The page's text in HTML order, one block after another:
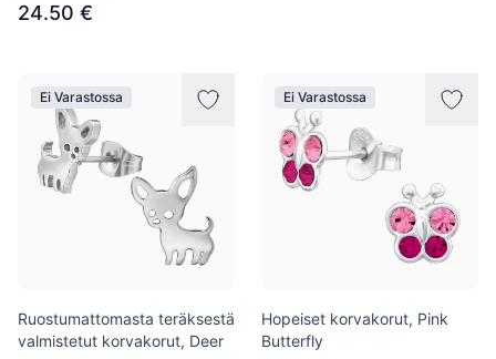
24.50 €
Ei Varastossa
Ruostumattomasta teräksestä
valmistetut korvakorut, Deer
Ei Varastossa
Hopeiset korvakorut, Pink
Butterfly